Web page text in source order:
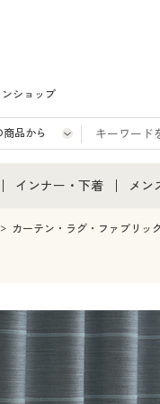
ショップ
販すべて
インナー・下着
インナー・下着通販すべ
メンズ下着
ジュニア・ティーンズ下
メン
メン
メン
カーテン・ラグ・ファブリッ